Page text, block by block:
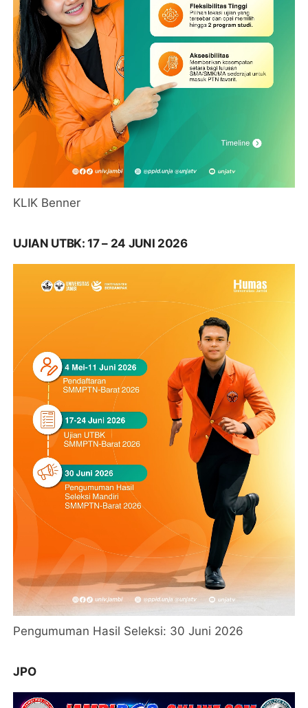
KLIK Benner
UJIAN UTBK: 17 – 24 JUNI 2026
Pengumuman Hasil Seleksi: 30 Juni 2026
JPO